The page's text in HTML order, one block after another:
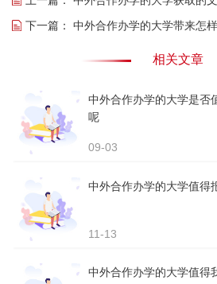
下一篇： 中外合作办学的大学带来怎
相关文章
中外合作办学的大学是否
呢
09-03
中外合作办学的大学值得
11-13
中外合作办学的大学值得